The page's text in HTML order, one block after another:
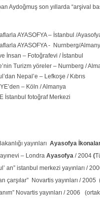
Aydoğmuş son yıllarda “arşival
AYASOFYA – İstanbul /
AYASOFYA - Nurnberg/
İnsan – Fotoğrafevi / İstanbul
Turizm yöreler – Nurnberg /
Nepal’e – Lefkoşe / Kıbrıs
– Köln / Almanya
İstanbul fotoğraf Merkezi
yayınları Ayasofya
– Londra Ayasofya / 2004 (
an” istanbul merkezi yayınları /
çarşılar” Novartis yayınları /
Novartis yayınları / 2006